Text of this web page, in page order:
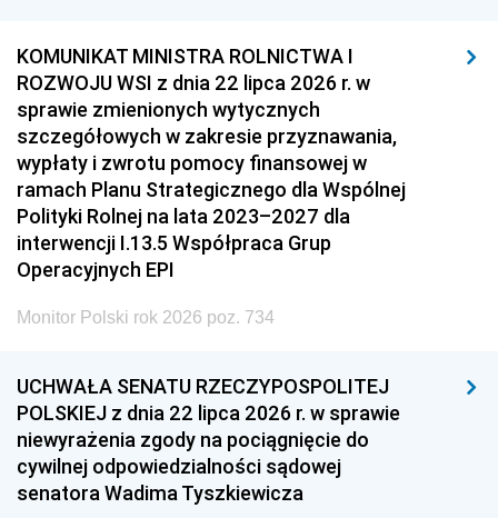
KOMUNIKAT MINISTRA ROLNICTWA I
ROZWOJU WSI z dnia 22 lipca 2026 r. w
sprawie zmienionych wytycznych
szczegółowych w zakresie przyznawania,
wypłaty i zwrotu pomocy finansowej w
ramach Planu Strategicznego dla Wspólnej
Polityki Rolnej na lata 2023–2027 dla
interwencji I.13.5 Współpraca Grup
Operacyjnych EPI
Monitor Polski rok 2026 poz. 734
UCHWAŁA SENATU RZECZYPOSPOLITEJ
POLSKIEJ z dnia 22 lipca 2026 r. w sprawie
niewyrażenia zgody na pociągnięcie do
cywilnej odpowiedzialności sądowej
senatora Wadima Tyszkiewicza